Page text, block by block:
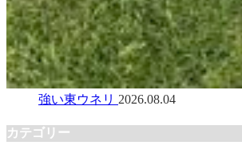
強い東ウネリ 2026.08.04
カテゴリー